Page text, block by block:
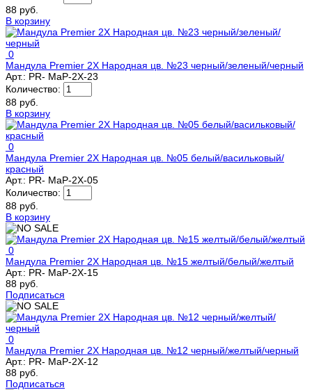
88 руб.
В корзину
0
Мандула Premier 2Х Народная цв. №23 черный/зеленый/черный
Арт.: PR- MaP-2X-23
Количество:
88 руб.
В корзину
0
Мандула Premier 2Х Народная цв. №05 белый/васильковый/
красный
Арт.: PR- MaP-2X-05
Количество:
88 руб.
В корзину
0
Мандула Premier 2Х Народная цв. №15 желтый/белый/желтый
Арт.: PR- MaP-2X-15
88 руб.
Подписаться
0
Мандула Premier 2Х Народная цв. №12 черный/желтый/черный
Арт.: PR- MaP-2X-12
88 руб.
Подписаться